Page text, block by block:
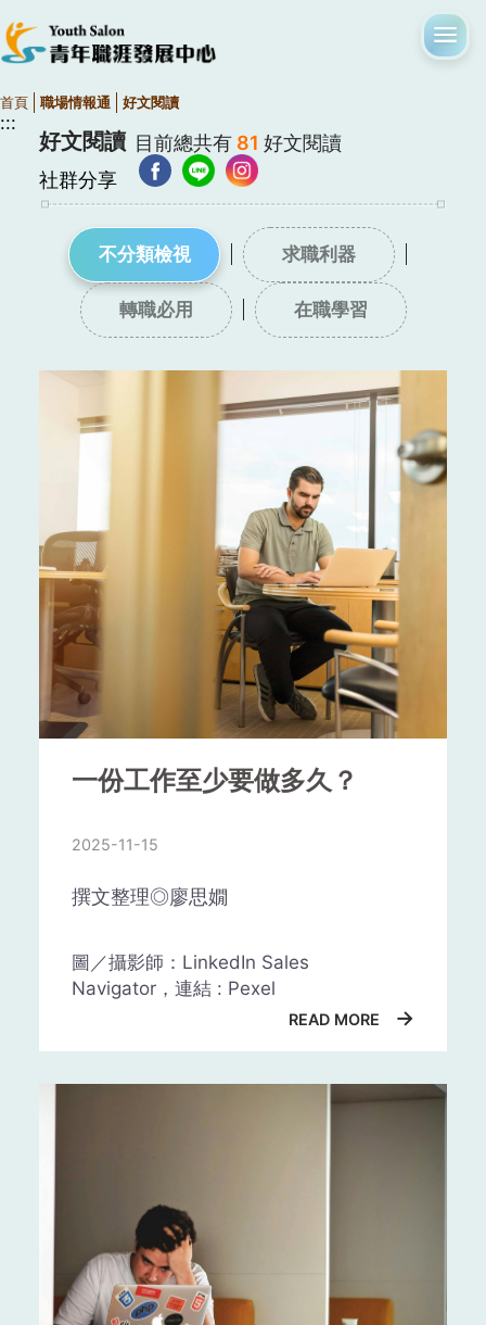
首頁 職場情報通 好文閱讀
:::
好文閱讀 目前總共有 81 好文閱讀
社群分享
不分類檢視 求職利器
轉職必用 在職學習
一份工作至少要做多久？
2025-11-15
撰文整理◎廖思嫺
圖／攝影師：LinkedIn Sales
Navigator，連結 : Pexel
一份工作到底要做多久?一年？兩
年？三年？一份工作的時間長短取
決於許多因素，讓我們一起盤點，
也許你就能知道你該做多久？
READ MORE →